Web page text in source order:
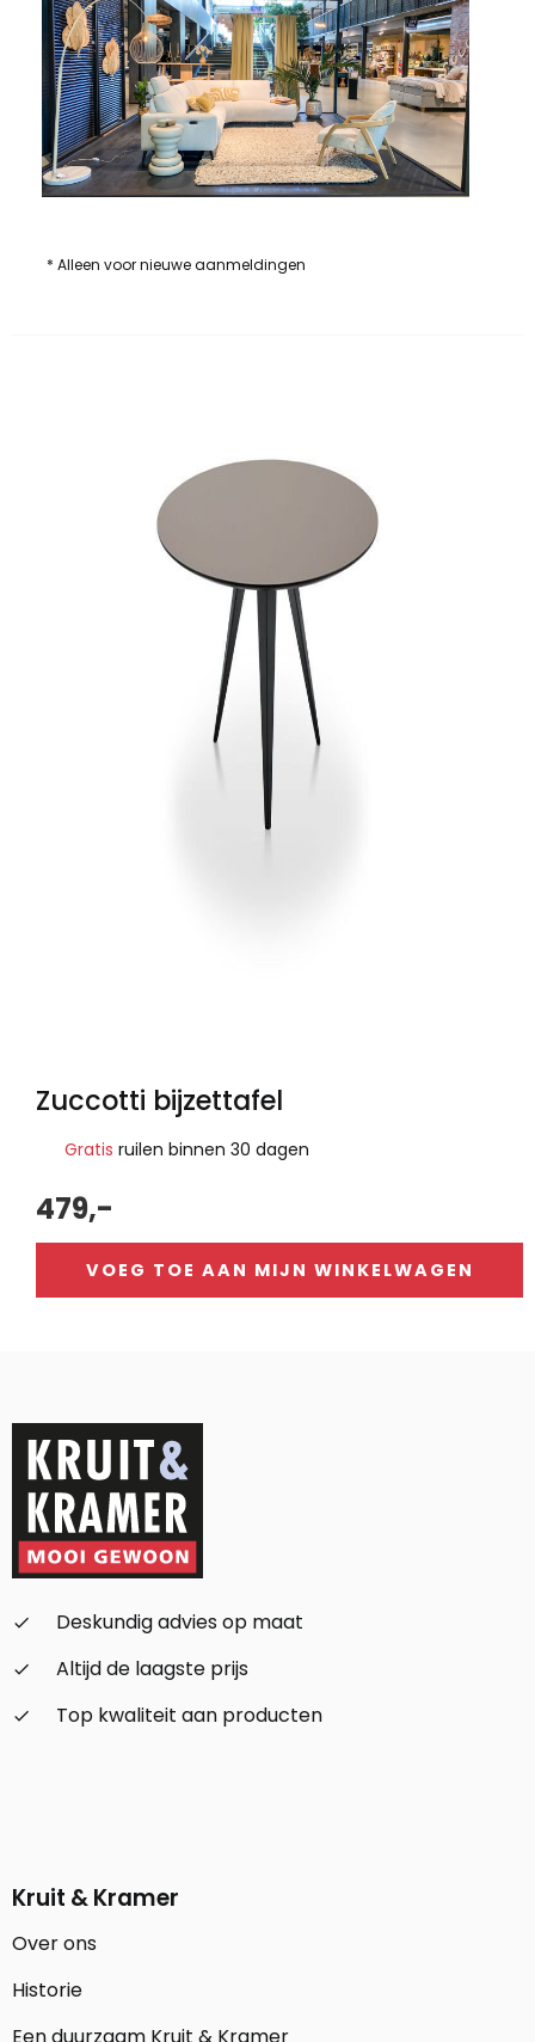
* Alleen voor nieuwe aanmeldingen
Zuccotti bijzettafel
Gratis ruilen binnen 30 dagen
479,-
VOEG TOE AAN MIJN WINKELWAGEN
check_small
Deskundig advies op maat
check_small
Altijd de laagste prijs
check_small
Top kwaliteit aan producten
Kruit & Kramer
Over ons
Historie